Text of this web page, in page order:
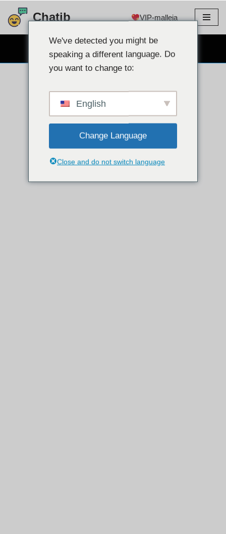
Siirry
Chatib VIP-malleja
ILMAINEN WEBCAM CHAT
We've detected you might be
speaking a different language. Do
you want to change to:
English
Change Language
Close and do not switch language